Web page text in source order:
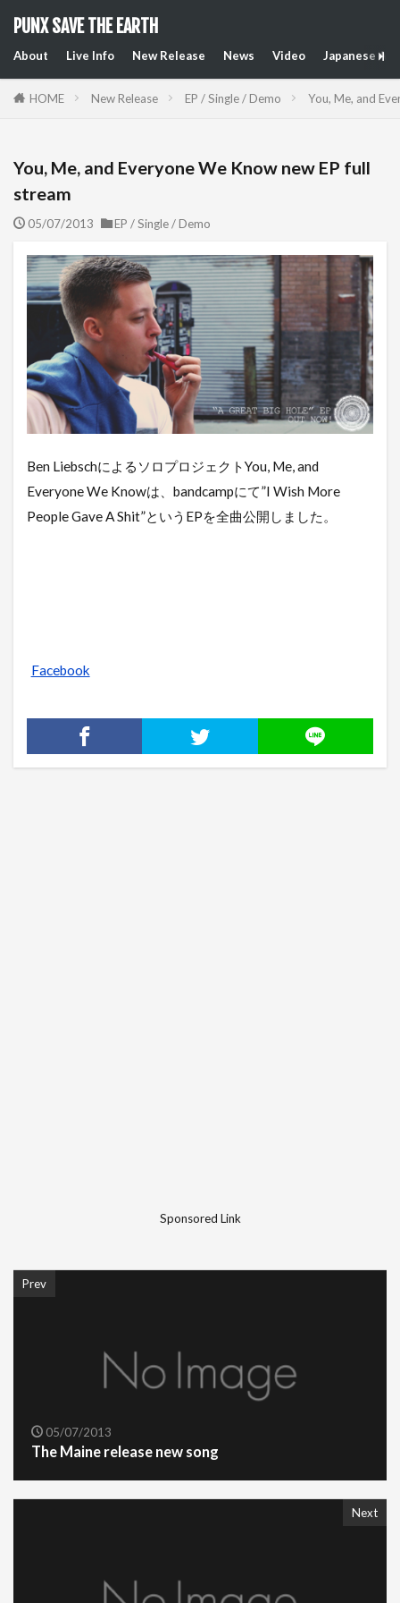
PUNX SAVE THE EARTH
About Live Info New Release News Video Japanese
HOME New Release EP / Single / Demo You, Me, and
You, Me, and Everyone We Know new EP full
stream
05/07/2013 EP / Single / Demo
Ben LiebschによるソロプロジェクトYou, Me, and
Everyone We Knowは、bandcampにて”I Wish More
People Gave A Shit”というEPを全曲公開しました。
Facebook
Sponsored Link
Prev
05/07/2013
The Maine release new song
Next